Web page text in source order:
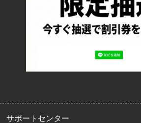
プライバシーポリシー
ロッカーズについて
サポートセンター